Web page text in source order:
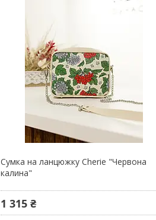
Сумка на ланцюжку Cherie "Червона
калина"
1 315 ₴